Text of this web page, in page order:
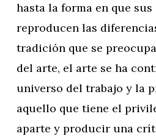
hasta la forma en que
reproducen las
tradición que se
del arte, el arte se ha
universo del trabajo y la
aquello que tiene el
aparte y producir una